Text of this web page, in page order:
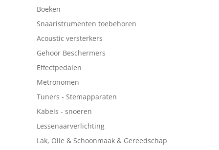
Boeken
Snaaristrumenten toebehoren
Acoustic versterkers
Gehoor Beschermers
Effectpedalen
Metronomen
Tuners - Stemapparaten
Kabels - snoeren
Lessenaarverlichting
Lak, Olie & Schoonmaak & Gereedschap